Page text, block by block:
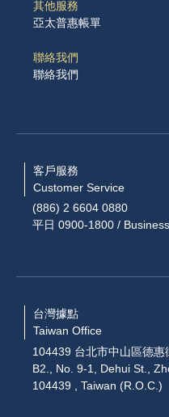
其他服務
亞太普惠帳單
聯絡我們
聯絡我們
客戶服務
Customer Service
(886) 2 6604 0880
平日 0900-1800 /
台灣據點
Taiwan Office
104439 台北市中山區德惠
B2., No. 9-1, Dehui St.,
104439 , Taiwan (R.O.C.)